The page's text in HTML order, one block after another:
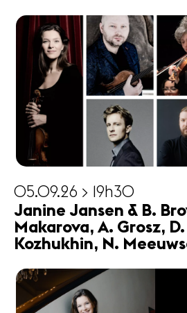
05.09.26 > 19h30
Janine Jansen & B.
Makarova, A. Grosz,
Kozhukhin, N.